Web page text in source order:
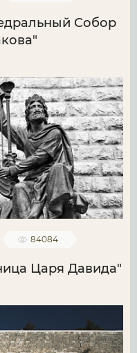
Собор
84084
Царя Давида"